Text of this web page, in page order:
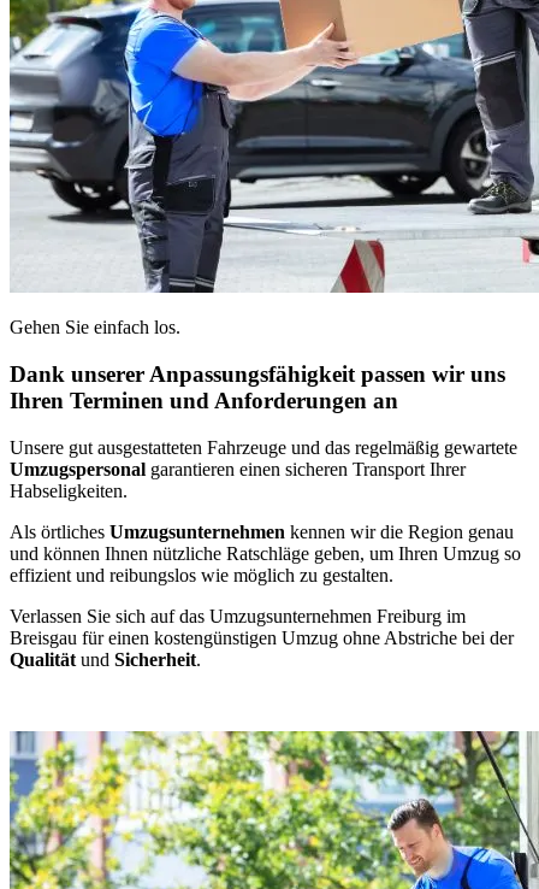
Gehen Sie einfach los.
Dank unserer Anpassungsfähigkeit passen wir uns
Ihren Terminen und Anforderungen an
Unsere gut ausgestatteten Fahrzeuge und das regelmäßig gewartete
Umzugspersonal garantieren einen sicheren Transport Ihrer
Habseligkeiten.
Als örtliches Umzugsunternehmen kennen wir die Region genau
und können Ihnen nützliche Ratschläge geben, um Ihren Umzug so
effizient und reibungslos wie möglich zu gestalten.
Verlassen Sie sich auf das Umzugsunternehmen Freiburg im
Breisgau für einen kostengünstigen Umzug ohne Abstriche bei der
Qualität und Sicherheit.